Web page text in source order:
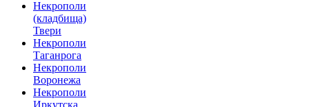
Некрополи
(кладбища)
Твери
Некрополи
Таганрога
Некрополи
Воронежа
Некрополи
Иркутска